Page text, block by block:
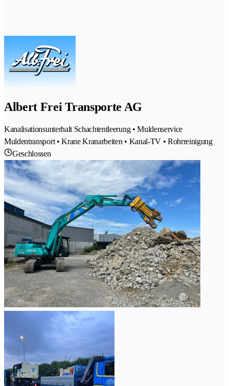
Albert Frei Transporte AG
Kanalisationsunterhalt Schachtentleerung • Muldenservice
Muldentransport • Krane Kranarbeiten • Kanal-TV • Rohrreinigung
Geschlossen